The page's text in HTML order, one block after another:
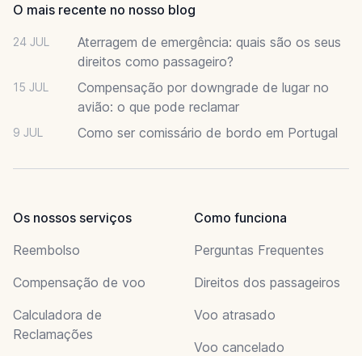
O mais recente no nosso blog
24 JUL
Aterragem de emergência: quais são os seus
direitos como passageiro?
15 JUL
Compensação por downgrade de lugar no
avião: o que pode reclamar
9 JUL Como ser comissário de bordo em Portugal
Os nossos serviços
Reembolso
Compensação de voo
Calculadora de
Reclamações
Como funciona
Perguntas Frequentes
Direitos dos passageiros
Voo atrasado
Voo cancelado